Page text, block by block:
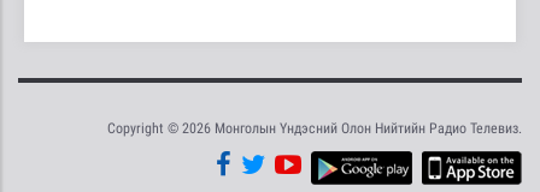
Copyright © 2026 Монголын Үндэсний Олон Нийтийн Радио Телевиз.